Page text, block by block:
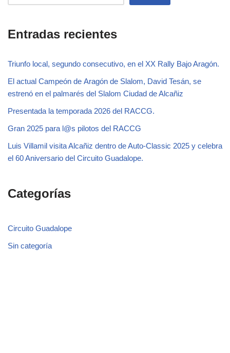
Entradas recientes
Triunfo local, segundo consecutivo, en el XX Rally Bajo Aragón.
El actual Campeón de Aragón de Slalom, David Tesán, se
estrenó en el palmarés del Slalom Ciudad de Alcañiz
Presentada la temporada 2026 del RACCG.
Gran 2025 para l@s pilotos del RACCG
Luis Villamil visita Alcañiz dentro de Auto-Classic 2025 y celebra
el 60 Aniversario del Circuito Guadalope.
Categorías
Circuito Guadalope
Sin categoría